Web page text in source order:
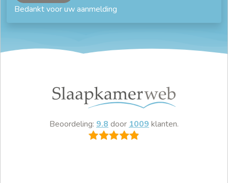
Bedankt voor uw aanmelding
Beoordeling: 9.8 door 1009 klanten.